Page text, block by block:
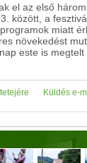
el az első
között, a
miatt
növekedést
este is megtelt
Küldés e-